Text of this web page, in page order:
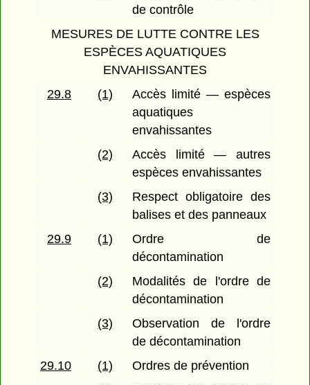
de contrôle
MESURES DE LUTTE CONTRE LES
ESPÈCES AQUATIQUES
ENVAHISSANTES
29.8
(1)
Accès limité — espèces
aquatiques
envahissantes
(2)
Accès limité — autres
espèces envahissantes
(3)
Respect obligatoire des
balises et des panneaux
29.9
(1)
Ordre de
décontamination
(2)
Modalités de l'ordre de
décontamination
(3)
Observation de l'ordre
de décontamination
29.10
(1)
Ordres de prévention